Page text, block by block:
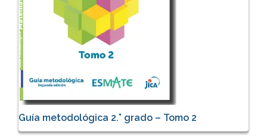
Guía metodológica 2.° grado – Tomo 2